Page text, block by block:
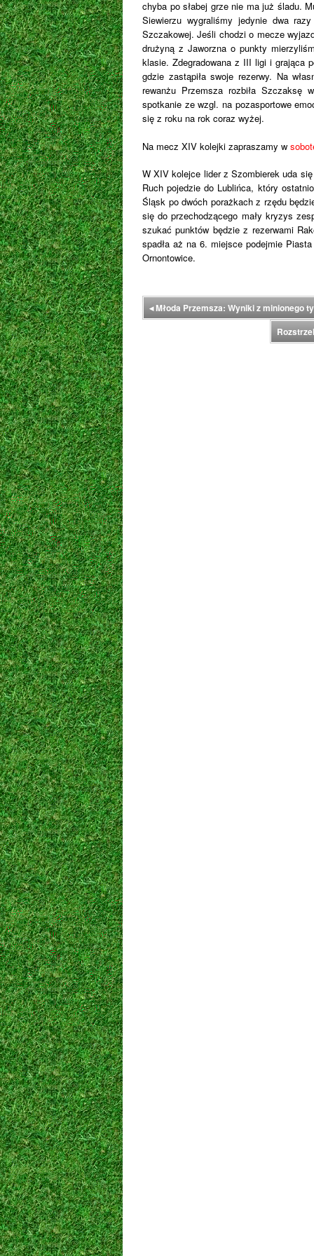
chyba po słabej grze nie ma już śladu.
Siewierzu wygraliśmy jedynie dwa
Szczakowej. Jeśli chodzi o mecze
drużyną z Jaworzna o punkty
klasie. Zdegradowana z III ligi i grająca
gdzie zastąpiła swoje rezerwy. Na
rewanżu Przemsza rozbiła Szczaksę
spotkanie ze wzgl. na pozasportowe
się z roku na rok coraz wyżej.
Na mecz XIV kolejki zapraszamy w
W XIV kolejce lider z Szombierek uda
Ruch pojedzie do Lublińca, który
Śląsk po dwóch porażkach z rzędu
się do przechodzącego mały kryzys
szukać punktów będzie z rezerwami
spadła aż na 6. miejsce podejmie
Ornontowice.
◂Młoda Przemsza: Wyniki z minionego